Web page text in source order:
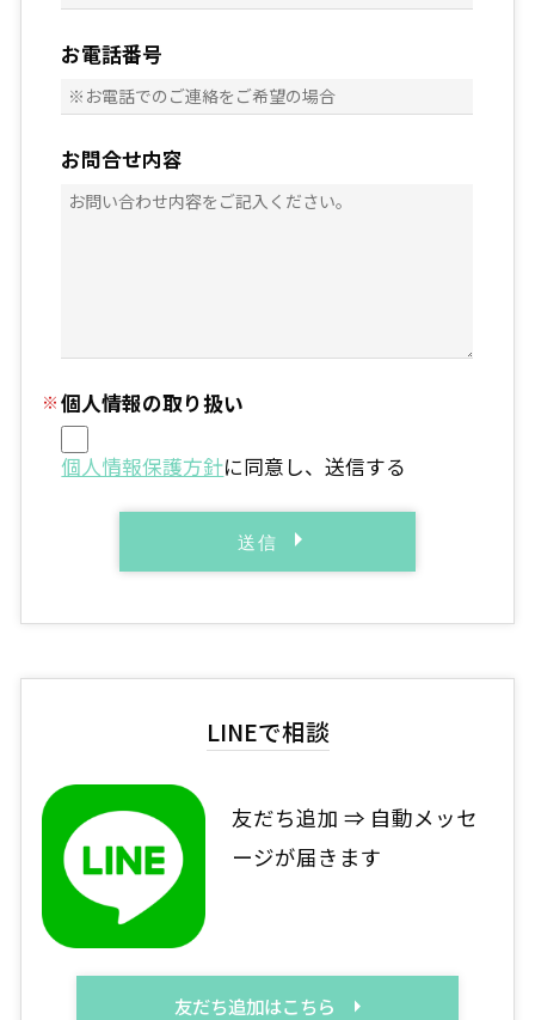
お電話番号
お問合せ内容
個人情報の取り扱い
個人情報保護方針に同意し、送信する
LINEで相談
友だち追加 ⇒ 自動メッセ
ージが届きます
友だち追加はこちら